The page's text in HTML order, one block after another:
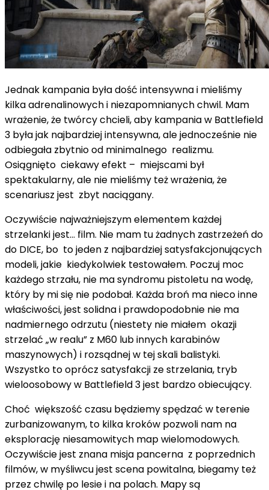
Jednak kampania była dość intensywna i mieliśmy
kilka adrenalinowych i niezapomnianych chwil. Mam
wrażenie, że twórcy chcieli, aby kampania w Battlefield
3 była jak najbardziej intensywna, ale jednocześnie nie
odbiegała zbytnio od minimalnego realizmu.
Osiągnięto ciekawy efekt – miejscami był
spektakularny, ale nie mieliśmy też wrażenia, że ​​
scenariusz jest zbyt naciągany.
Oczywiście najważniejszym elementem każdej
strzelanki jest... film. Nie mam tu żadnych zastrzeżeń do
do DICE, bo to jeden z najbardziej satysfakcjonujących
modeli, jakie kiedykolwiek testowałem. Poczuj moc
każdego strzału, nie ma syndromu pistoletu na wodę,
który by mi się nie podobał. Każda broń ma nieco inne
właściwości, jest solidna i prawdopodobnie nie ma
nadmiernego odrzutu (niestety nie miałem okazji
strzelać „w realu” z M60 lub innych karabinów
maszynowych) i rozsądnej w tej skali balistyki.
Wszystko to oprócz satysfakcji ze strzelania, tryb
wieloosobowy w Battlefield 3 jest bardzo obiecujący.
Choć większość czasu będziemy spędzać w terenie
zurbanizowanym, to kilka kroków pozwoli nam na
eksplorację niesamowitych map wielomodowych.
Oczywiście jest znana misja pancerna z poprzednich
filmów, w myśliwcu jest scena powitalna, biegamy też
przez chwilę po lesie i na polach. Mapy są